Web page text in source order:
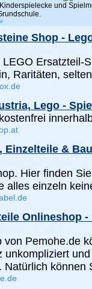
und
Shop -
Ersatzteil-
Raritäten,
Lego -
Einzelteile &
Hier finden
alles einzeln
Onlineshop -
von Pemohe.de
unkompliziert
Natürlich können